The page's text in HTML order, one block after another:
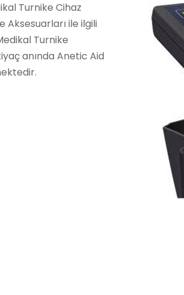
Turnike Cihaz
Aksesuarları ile ilgili
Turnike
anında Anetic Aid